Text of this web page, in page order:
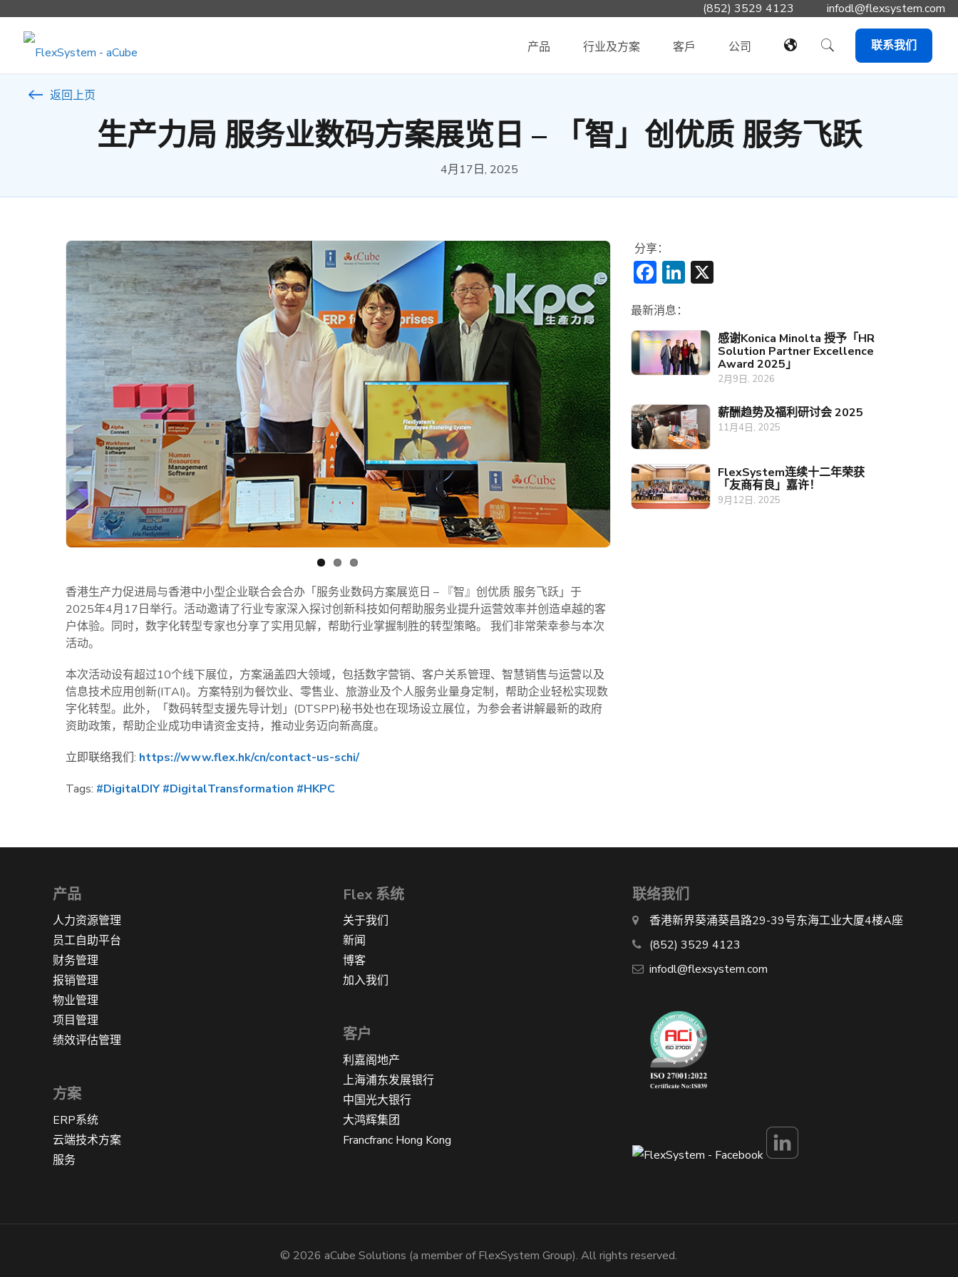
(852) 3529 4123 infodl@flexsystem.com
产品 行业及方案 客戶 公司 联系我们
返回上页
生产力局 服务业数码方案展览日 – 「智」创优质 服务飞跃
4月17日, 2025
香港生产力促进局与香港中小型企业联合会合办「服务业数码方案展览日 – 『智』创优质 服务飞跃」于
2025年4月17日举行。活动邀请了行业专家深入探讨创新科技如何帮助服务业提升运营效率并创造卓越的客
户体验。同时，数字化转型专家也分享了实用见解，帮助行业掌握制胜的转型策略。 我们非常荣幸参与本次
活动。
本次活动设有超过10个线下展位，方案涵盖四大领域，包括数字营销、客户关系管理、智慧销售与运营以及
信息技术应用创新(ITAI)。方案特别为餐饮业、零售业、旅游业及个人服务业量身定制，帮助企业轻松实现数
字化转型。此外，「数码转型支援先导计划」(DTSPP)秘书处也在现场设立展位，为参会者讲解最新的政府
资助政策，帮助企业成功申请资金支持，推动业务迈向新高度。
立即联络我们: https://www.flex.hk/cn/contact-us-schi/
Tags: #DigitalDIY #DigitalTransformation #HKPC
分享：
Facebook
LinkedIn
最新消息：
感谢Konica Minolta 授予「HR
Solution Partner Excellence
Award 2025」
2月9日, 2026
薪酬趋势及福利研讨会 2025
11月4日, 2025
FlexSystem连续十二年荣获
「友商有良」嘉许！
9月12日, 2025
产品
人力资源管理
员工自助平台
财务管理
报销管理
物业管理
项目管理
绩效评估管理
方案
ERP系统
云端技术方案
服务
Flex 系统
关于我们
新闻
博客
加入我们
客户
利嘉阁地产
上海浦东发展银行
中国光大银行
大鸿辉集团
Francfranc Hong Kong
联络我们
香港新界葵涌葵昌路29-39号东海工业大厦4楼A座
(852) 3529 4123
infodl@flexsystem.com
© 2026 aCube Solutions (a member of FlexSystem Group). All rights reserved.